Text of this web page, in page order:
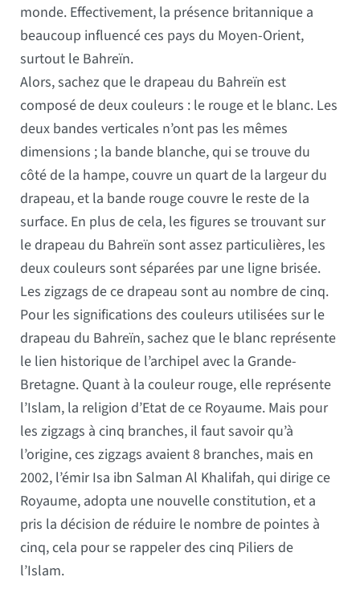
monde. Effectivement, la présence britannique a
beaucoup influencé ces pays du Moyen-Orient,
surtout le Bahreïn.
Alors, sachez que le drapeau du Bahreïn est
composé de deux couleurs : le rouge et le blanc. Les
deux bandes verticales n’ont pas les mêmes
dimensions ; la bande blanche, qui se trouve du
côté de la hampe, couvre un quart de la largeur du
drapeau, et la bande rouge couvre le reste de la
surface. En plus de cela, les figures se trouvant sur
le drapeau du Bahreïn sont assez particulières, les
deux couleurs sont séparées par une ligne brisée.
Les zigzags de ce drapeau sont au nombre de cinq.
Pour les significations des couleurs utilisées sur le
drapeau du Bahreïn, sachez que le blanc représente
le lien historique de l’archipel avec la Grande-
Bretagne. Quant à la couleur rouge, elle représente
l’Islam, la religion d’Etat de ce Royaume. Mais pour
les zigzags à cinq branches, il faut savoir qu’à
l’origine, ces zigzags avaient 8 branches, mais en
2002, l’émir Isa ibn Salman Al Khalifah, qui dirige ce
Royaume, adopta une nouvelle constitution, et a
pris la décision de réduire le nombre de pointes à
cinq, cela pour se rappeler des cinq Piliers de
l’Islam.